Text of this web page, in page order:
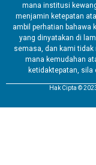
mana institusi
menjamin ketepatan
ambil perhatian bahawa
yang dinyatakan di
semasa, dan kami
mana kemudahan
ketidaktepatan, sila
Hak Cipta ©